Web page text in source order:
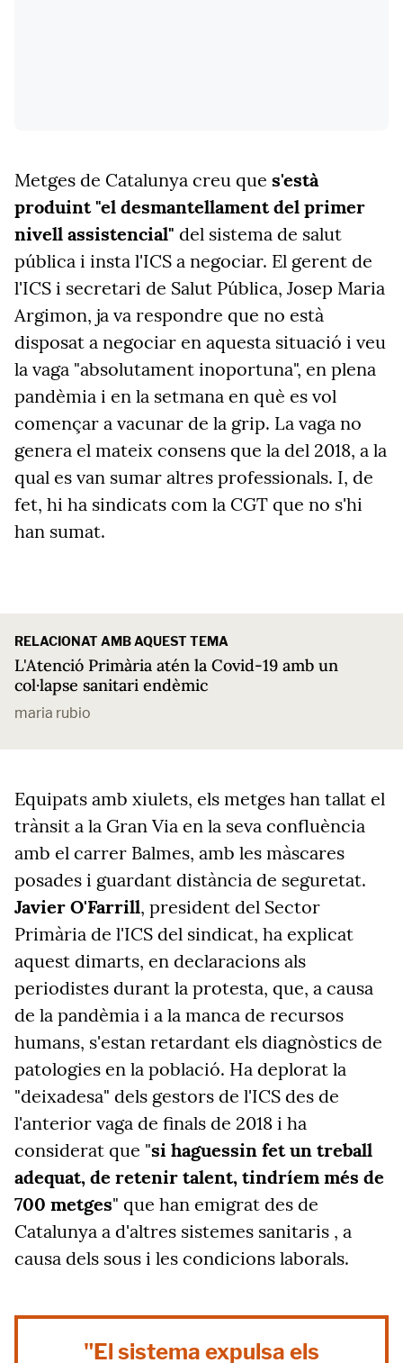
Metges de Catalunya creu que s'està
produint "el desmantellament del primer
nivell assistencial" del sistema de salut
pública i insta l'ICS a negociar. El gerent de
l'ICS i secretari de Salut Pública, Josep Maria
Argimon, ja va respondre que no està
disposat a negociar en aquesta situació i veu
la vaga "absolutament inoportuna", en plena
pandèmia i en la setmana en què es vol
començar a vacunar de la grip. La vaga no
genera el mateix consens que la del 2018, a la
qual es van sumar altres professionals. I, de
fet, hi ha sindicats com la CGT que no s'hi
han sumat.
RELACIONAT AMB AQUEST TEMA
L'Atenció Primària atén la Covid-19 amb un
col·lapse sanitari endèmic
maria rubio
Equipats amb xiulets, els metges han tallat el
trànsit a la Gran Via en la seva confluència
amb el carrer Balmes, amb les màscares
posades i guardant distància de seguretat.
Javier O'Farrill, president del Sector
Primària de l'ICS del sindicat, ha explicat
aquest dimarts, en declaracions als
periodistes durant la protesta, que, a causa
de la pandèmia i a la manca de recursos
humans, s'estan retardant els diagnòstics de
patologies en la població. Ha deplorat la
"deixadesa" dels gestors de l'ICS des de
l'anterior vaga de finals de 2018 i ha
considerat que "si haguessin fet un treball
adequat, de retenir talent, tindríem més de
700 metges" que han emigrat des de
Catalunya a d'altres sistemes sanitaris , a
causa dels sous i les condicions laborals.
"El sistema expulsa els